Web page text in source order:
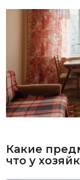
Какие
что у